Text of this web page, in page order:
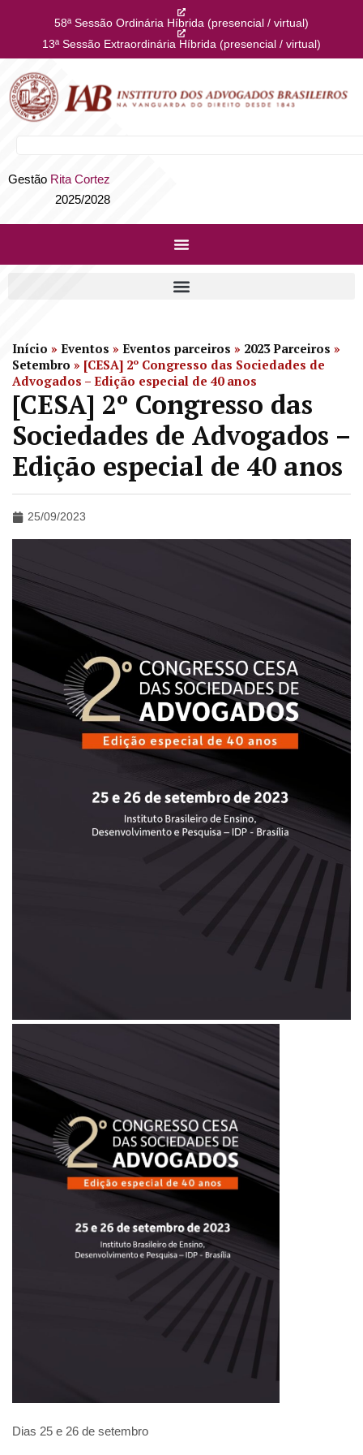
58ª Sessão Ordinária Híbrida (presencial / virtual)
13ª Sessão Extraordinária Híbrida (presencial / virtual)
Gestão Rita Cortez
2025/2028
Início » Eventos » Eventos parceiros » 2023 Parceiros »
Setembro » [CESA] 2º Congresso das Sociedades de
Advogados – Edição especial de 40 anos
[CESA] 2º Congresso das
Sociedades de Advogados –
Edição especial de 40 anos
25/09/2023
Dias 25 e 26 de setembro